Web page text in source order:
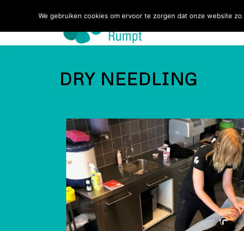
DRY NEEDLING
We gebruiken cookies om ervoor te zorgen dat onze website